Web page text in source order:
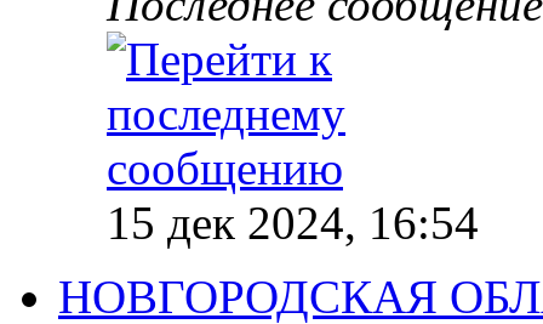
15 дек 2024, 16:54
НОВГОРОДСКАЯ